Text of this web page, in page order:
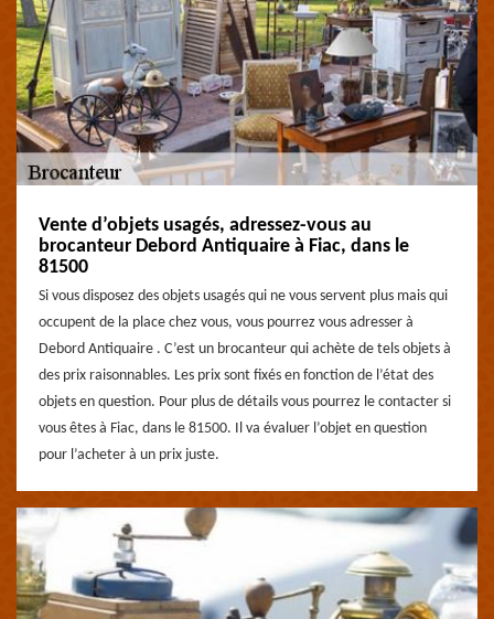
Vente d’objets usagés, adressez-vous au
brocanteur Debord Antiquaire à Fiac, dans le
81500
Si vous disposez des objets usagés qui ne vous servent plus mais qui
occupent de la place chez vous, vous pourrez vous adresser à
Debord Antiquaire . C’est un brocanteur qui achète de tels objets à
des prix raisonnables. Les prix sont fixés en fonction de l’état des
objets en question. Pour plus de détails vous pourrez le contacter si
vous êtes à Fiac, dans le 81500. Il va évaluer l’objet en question
pour l’acheter à un prix juste.